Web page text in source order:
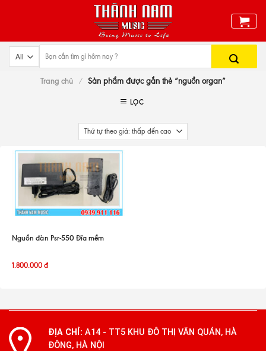
Trang chủ / Sản phẩm được gắn thẻ “nguồn organ”
LỌC
Nguồn đàn Psr-550 Đĩa mềm
1.800.000 đ
ĐỊA CHỈ: A14 - TT5 KHU ĐÔ THỊ VĂN QUÁN, HÀ
ĐÔNG, HÀ NỘI